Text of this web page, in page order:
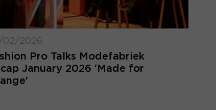
02/2026
Pro Talks Modefabriek
January 2026 ‘Made for